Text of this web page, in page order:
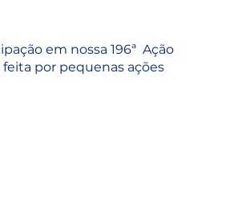
em nossa 196ª Ação
por pequenas ações